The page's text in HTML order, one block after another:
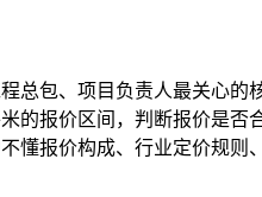
总包、项目负责人最关心
的报价区间，判断报价是否
懂报价构成、行业定价规